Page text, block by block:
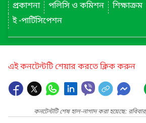
প্রকাশনা
পলিসি ও কমিশন শিক্ষাক্রম
ই -পার্টিসিপেশন
এই কনটেন্টটি শেয়ার করতে ক্লিক করুন
কনটেন্টটি শেষ হাল-নাগাদ করা হয়েছে: